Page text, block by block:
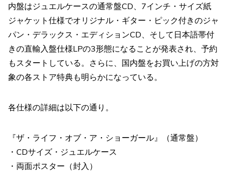
内盤はジュエルケースの通常盤CD、7インチ・サイズ紙
ジャケット仕様でオリジナル・ギター・ピック付きのジャ
パン・デラックス・エディションCD、そして日本語帯付
きの直輸入盤仕様LPの3形態になることが発表され、予約
もスタートしている。さらに、国内盤をお買い上げの方対
象の各ストア特典も明らかになっている。
各仕様の詳細は以下の通り。
『ザ・ライフ・オブ・ア・ショーガール』（通常盤）
・CDサイズ・ジュエルケース
・両面ポスター（封入）